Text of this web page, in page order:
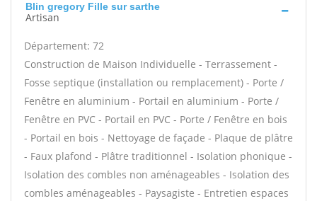
Blin gregory Fille sur sarthe
Artisan
Département: 72
Construction de Maison Individuelle - Terrassement -
Fosse septique (installation ou remplacement) - Porte /
Fenêtre en aluminium - Portail en aluminium - Porte /
Fenêtre en PVC - Portail en PVC - Porte / Fenêtre en bois
- Portail en bois - Nettoyage de façade - Plaque de plâtre
- Faux plafond - Plâtre traditionnel - Isolation phonique -
Isolation des combles non aménageables - Isolation des
combles aménageables - Paysagiste - Entretien espaces